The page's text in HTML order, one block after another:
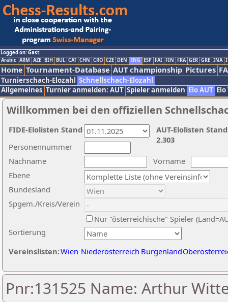
Logged on: Gast
Arabic ARM AZE BIH BUL CAT CHN CRO CZE DEN ENG ESP FAI FIN FRA GER GRE INA
Home Tournament-Database AUT championship Pictures
Turnierschach-Elozahl Schnellschach-Elozahl
Allgemeines Turnier anmelden: AUT Spieler anmelden Elo AUT
Willkommen bei den offiziellen
Nachname
Vorname
Ebene
Sortierung
Personennummer
Bundesland
Spgem./Kreis/Verein
Nur "österreichische" Spieler
Vereinslisten:Wien Niederösterreich Burgenland
AUT-Elolisten
2.303
FIDE-Elolisten Stand
Pnr:131525 Name: Arthur